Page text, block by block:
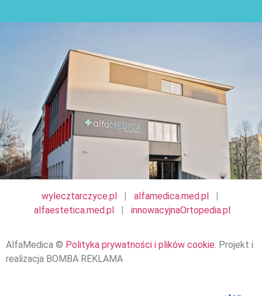
wylecztarczyce.pl alfamedica.med.pl
alfaestetica.med.pl
innowacyjnaOrtopedia.pl
AlfaMedica © Polityka prywatności i plików cookie . Projekt i
realizacja BOMBA REKLAMA